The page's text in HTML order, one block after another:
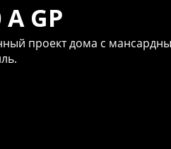
GP
проект дома с